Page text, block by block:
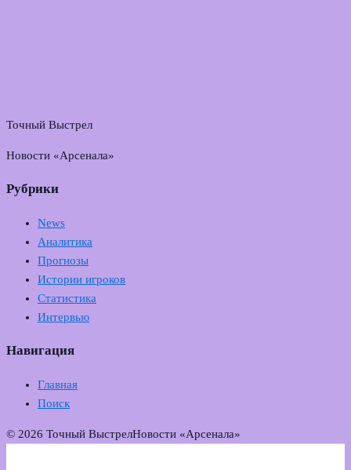
Точный Выстрел
Новости «Арсенала»
Рубрики
News
Аналитика
Прогнозы
Истории игроков
Статистика
Интервью
Навигация
Главная
Поиск
© 2026 Точный ВыстрелНовости «Арсенала»